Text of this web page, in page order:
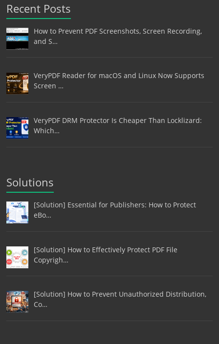
Recent Posts
How to Prevent PDF Screenshots, Screen Recording,
and S…
VeryPDF Reader for macOS and Linux Now Supports
Screen …
VeryPDF DRM Protector Is Cheaper Than Locklizard:
Which…
Solutions
[Solution] Essential for Publishers: How to Protect
eBo…
[Solution] How to Effectively Protect PDF File
Copyrigh…
[Solution] How to Prevent Unauthorized Distribution,
Co…